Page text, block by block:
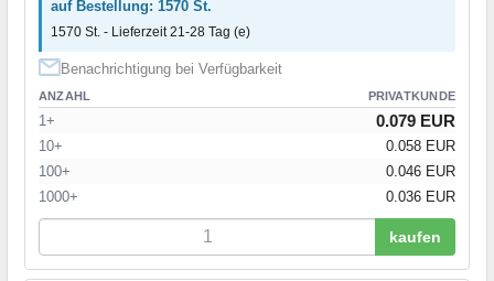
auf Bestellung: 1570 St.
1570 St. - Lieferzeit 21-28 Tag (e)
Benachrichtigung bei Verfügbarkeit
ANZAHL PRIVATKUNDE
1+ 0.079 EUR
10+
0.058 EUR
100+
0.046 EUR
1000+
0.036 EUR
kaufen